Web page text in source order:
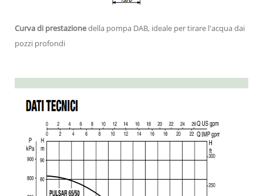
Curva di prestazionedella pompa DAB, ideale per tirare l'acqua dai
pozzi profondi